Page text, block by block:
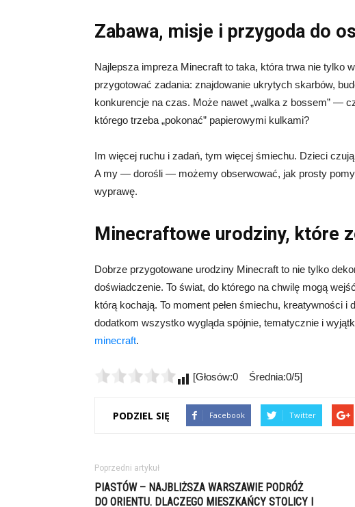
Zabawa, misje i przygoda do
Najlepsza impreza Minecraft to taka, która trwa nie tylko
przygotować zadania: znajdowanie ukrytych skarbów,
konkurencje na czas. Może nawet „walka z bossem” —
którego trzeba „pokonać” papierowymi kulkami?
Im więcej ruchu i zadań, tym więcej śmiechu. Dzieci
A my — dorośli — możemy obserwować, jak prosty
wyprawę.
Minecraftowe urodziny, które
Dobrze przygotowane urodziny Minecraft to nie tylko
doświadczenie. To świat, do którego na chwilę mogą
którą kochają. To moment pełen śmiechu, kreatywności
dodatkom wszystko wygląda spójnie, tematycznie i
minecraft.
[Głosów:0 Średnia:0/5]
PODZIEL SIĘ Facebook Twitter
Poprzedni artykuł
PIASTÓW – NAJBLIŻSZA WARSZAWIE PODRÓŻ
DO ORIENTU. DLACZEGO MIESZKAŃCY STOLICY I